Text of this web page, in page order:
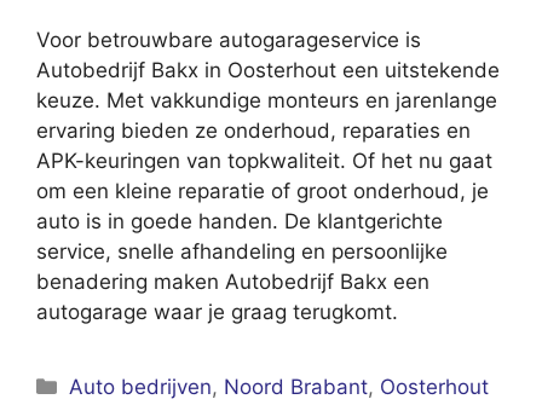
Voor betrouwbare autogarageservice is
Autobedrijf Bakx in Oosterhout een uitstekende
keuze. Met vakkundige monteurs en jarenlange
ervaring bieden ze onderhoud, reparaties en
APK-keuringen van topkwaliteit. Of het nu gaat
om een kleine reparatie of groot onderhoud, je
auto is in goede handen. De klantgerichte
service, snelle afhandeling en persoonlijke
benadering maken Autobedrijf Bakx een
autogarage waar je graag terugkomt.
Categorieën
Auto bedrijven, Noord Brabant, Oosterhout